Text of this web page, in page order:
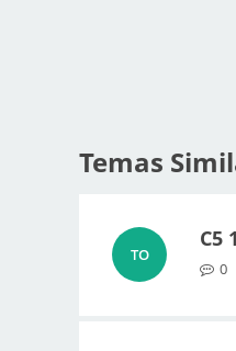
Temas
TO
C5
0